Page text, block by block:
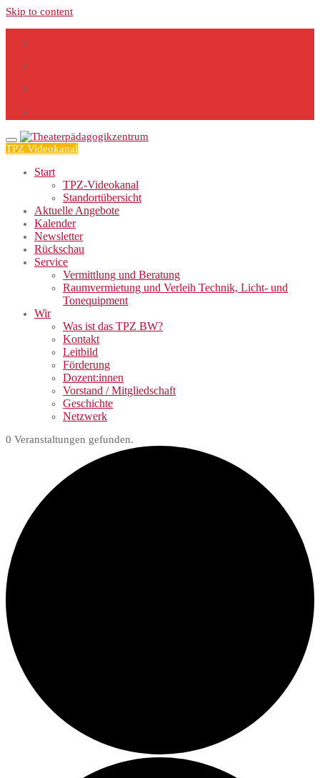
Skip to content
TPZ Videokanal
Start
TPZ-Videokanal
Standortübersicht
Aktuelle Angebote
Kalender
Newsletter
Rückschau
Service
Vermittlung und Beratung
Raumvermietung und Verleih Technik, Licht- und
Tonequipment
Wir
Was ist das TPZ BW?
Kontakt
Leitbild
Förderung
Dozent:innen
Vorstand / Mitgliedschaft
Geschichte
Netzwerk
0 Veranstaltungen gefunden.